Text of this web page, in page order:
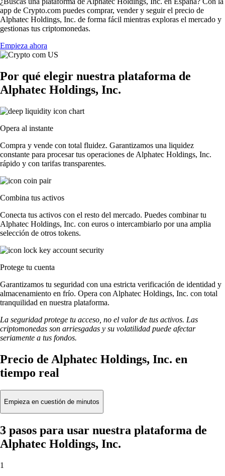
app de Crypto.com puedes comprar, vender y seguir el precio de
Alphatec Holdings, Inc. de forma fácil mientras exploras el mercado y
gestionas tus criptomonedas.
Empieza ahora
Por qué elegir nuestra plataforma de
Alphatec Holdings, Inc.
Opera al instante
Compra y vende con total fluidez. Garantizamos una liquidez
constante para procesar tus operaciones de Alphatec Holdings, Inc.
rápido y con tarifas transparentes.
Combina tus activos
Conecta tus activos con el resto del mercado. Puedes combinar tu
Alphatec Holdings, Inc. con euros o intercambiarlo por una amplia
selección de otros tokens.
Protege tu cuenta
Garantizamos tu seguridad con una estricta verificación de identidad y
almacenamiento en frío. Opera con Alphatec Holdings, Inc. con total
tranquilidad en nuestra plataforma.
La seguridad protege tu acceso, no el valor de tus activos. Las
criptomonedas son arriesgadas y su volatilidad puede afectar
seriamente a tus fondos.
Precio de Alphatec Holdings, Inc. en
tiempo real
Empieza en cuestión de minutos
3 pasos para usar nuestra plataforma de
Alphatec Holdings, Inc.
1